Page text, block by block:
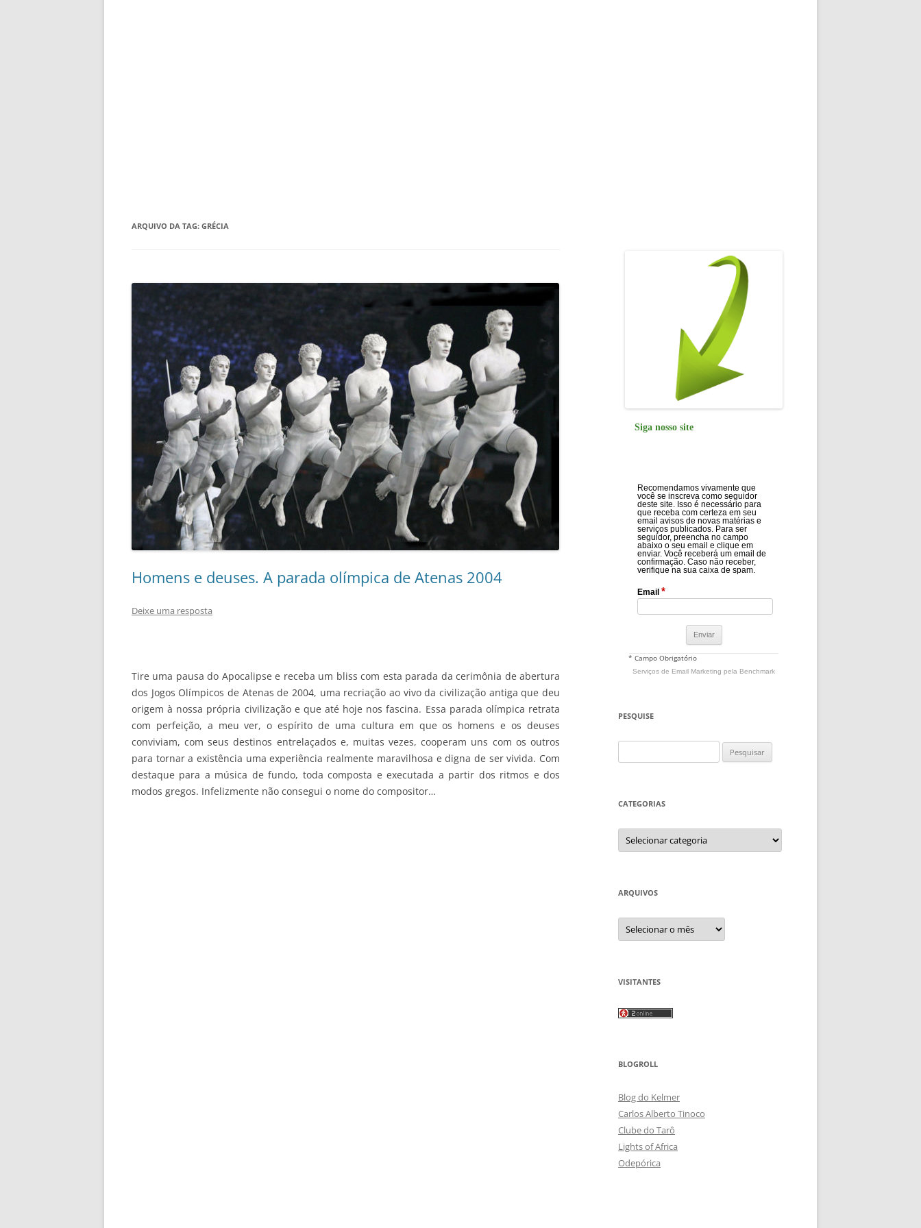
ARQUIVO DA TAG: GRÉCIA
Homens e deuses. A parada olímpica de Atenas 2004
Deixe uma resposta
Tire uma pausa do Apocalipse e receba um bliss com esta parada da cerimônia de abertura
dos Jogos Olímpicos de Atenas de 2004, uma recriação ao vivo da civilização antiga que deu
origem à nossa própria civilização e que até hoje nos fascina. Essa parada olímpica retrata
com perfeição, a meu ver, o espírito de uma cultura em que os homens e os deuses
conviviam, com seus destinos entrelaçados e, muitas vezes, cooperam uns com os outros
para tornar a existência uma experiência realmente maravilhosa e digna de ser vivida. Com
destaque para a música de fundo, toda composta e executada a partir dos ritmos e dos
modos gregos. Infelizmente não consegui o nome do compositor…
Siga nosso site
Recomendamos vivamente que
você se inscreva como seguidor
deste site. Isso é necessário para
que receba com certeza em seu
email avisos de novas matérias e
serviços publicados. Para ser
seguidor, preencha no campo
abaixo o seu email e clique em
enviar. Você receberá um email de
confirmação. Caso não receber,
verifique na sua caixa de spam.
Email *
* Campo Obrigatório
Serviços de Email Marketing pela Benchmark
PESQUISE
por:
CATEGORIAS
Categorias
ARQUIVOS
Arquivos
VISITANTES
BLOGROLL
Blog do Kelmer
Carlos Alberto Tinoco
Clube do Tarô
Lights of Africa
Odepórica